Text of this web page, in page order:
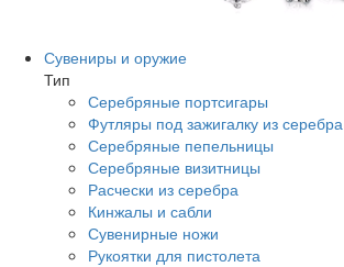
Сувениры и оружие
Тип
Серебряные портсигары
Футляры под зажигалку из серебра
Серебряные пепельницы
Серебряные визитницы
Расчески из серебра
Кинжалы и сабли
Сувенирные ножи
Рукоятки для пистолета